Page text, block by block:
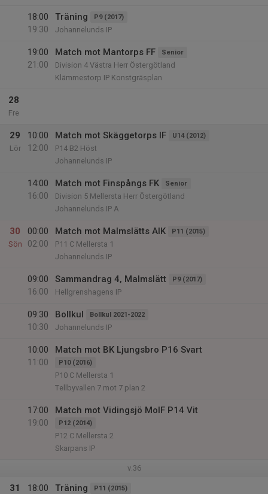
18:00
19:30
Träning P9 (2017)
Johannelunds IP
19:00
21:00
Match mot Mantorps FF Senior
Division 4 Västra Herr Östergötland
Klämmestorp IP Konstgräsplan
28
Fre
29
Lör
10:00
12:00
Match mot Skäggetorps IF U14 (2012)
P14 B2 Höst
Johannelunds IP
14:00
16:00
Match mot Finspångs FK Senior
Division 5 Mellersta Herr Östergötland
Johannelunds IP A
30
Sön
00:00
02:00
Match mot Malmslätts AIK P11 (2015)
P11 C Mellersta 1
Johannelunds IP
09:00
16:00
Sammandrag 4, Malmslätt P9 (2017)
Hellgrenshagens IP
09:30
10:30
Bollkul Bollkul 2021-2022
Johannelunds IP
10:00
11:00
Match mot BK Ljungsbro P16 Svart
P10 (2016)
P10 C Mellersta 1
Tellbyvallen 7 mot 7 plan 2
17:00
19:00
Match mot Vidingsjö MoIF P14 Vit
P12 (2014)
P12 C Mellersta 2
Skarpans IP
v.36
31
18:00
Träning P11 (2015)